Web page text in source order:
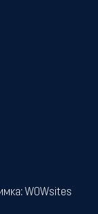
WOWsites